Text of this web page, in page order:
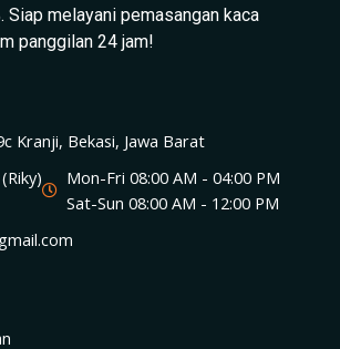
Siap melayani pemasangan kaca
panggilan 24 jam!
Kranji, Bekasi, Jawa Barat
Mon-Fri 08:00 AM - 04:00 PM
Sat-Sun 08:00 AM - 12:00 PM